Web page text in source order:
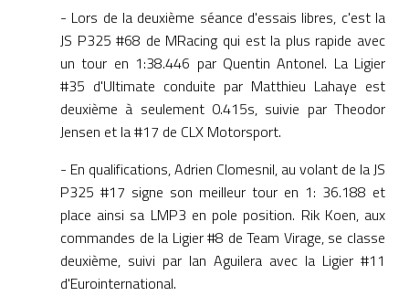
- Lors de la deuxième séance d'essais libres, c'est la
JS P325 #68 de MRacing qui est la plus rapide avec
un tour en 1:38.446 par Quentin Antonel. La Ligier
#35 d'Ultimate conduite par Matthieu Lahaye est
deuxième à seulement 0.415s, suivie par Theodor
Jensen et la #17 de CLX Motorsport.
- En qualifications, Adrien Clomesnil, au volant de la JS
P325 #17 signe son meilleur tour en 1: 36.188 et
place ainsi sa LMP3 en pole position. Rik Koen, aux
commandes de la Ligier #8 de Team Virage, se classe
deuxième, suivi par Ian Aguilera avec la Ligier #11
d'Eurointernational.